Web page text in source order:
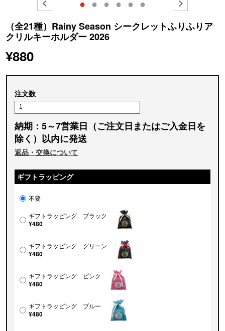
● ● ● ● ● ●
（全21種）Rainy Season シークレットふりふりア
クリルキーホルダー 2026
¥880
注文数
納期：5～7営業日（ご注文日またはご入金日を
除く）以内に発送
返品・交換について
ギフトラッピング
不要
ギフトラッピング ブラック
¥480
ギフトラッピング グリーン
¥480
ギフトラッピング ピンク
¥480
ギフトラッピング ブルー
¥480